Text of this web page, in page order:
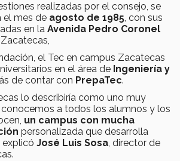
realizadas por el consejo, se
el mes de agosto de 1985, con sus
en la Avenida Pedro Coronel
el Tec en campus Zacatecas
en el área de Ingeniería y
de contar con PrepaTec.
lo describiría como uno muy
conocemos a todos los alumnos y los
un campus con mucha
personalizada que desarrolla
explicó José Luis Sosa, director de